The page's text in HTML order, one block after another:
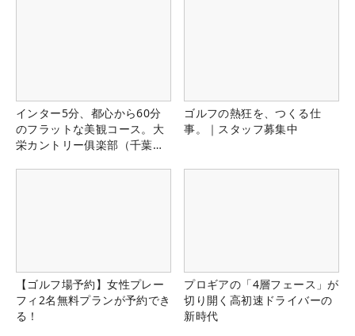
インター5分、都心から60分
のフラットな美観コース。大
栄カントリー俱楽部（千葉
ゴルフの熱狂を、つくる仕
事。｜スタッフ募集中
【ゴルフ場予約】女性プレー
フィ2名無料プランが予約でき
る！
プロギアの「4層フェース」が
切り開く高初速ドライバーの
新時代